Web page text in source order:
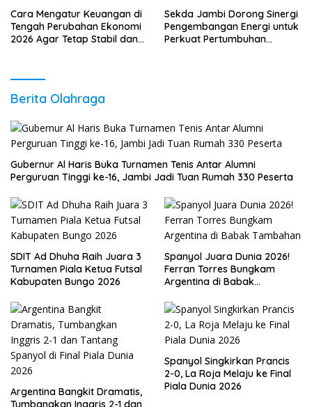
Cara Mengatur Keuangan di
Tengah Perubahan Ekonomi
2026 Agar Tetap Stabil dan
Sekda Jambi Dorong Sinergi
Pengembangan Energi untuk
Perkuat Pertumbuhan
Berita Olahraga
Gubernur Al Haris Buka Turnamen Tenis Antar Alumni
Perguruan Tinggi ke-16, Jambi Jadi Tuan Rumah 330 Peserta
SDIT Ad Dhuha Raih Juara 3
Turnamen Piala Ketua Futsal
Kabupaten Bungo 2026
Spanyol Juara Dunia 2026!
Ferran Torres Bungkam
Argentina di Babak
Argentina Bangkit Dramatis,
Tumbangkan Inggris 2-1 dan
Spanyol Singkirkan Prancis
2-0, La Roja Melaju ke Final
Piala Dunia 2026